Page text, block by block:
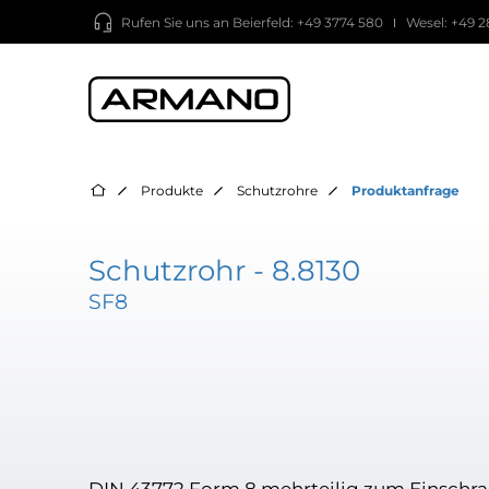
Rufen Sie uns an Beierfeld: +49 3774 580 Wesel: +49
Produkte Schutzrohre Produktanfrage
Schutzrohr - 8.8130
SF8